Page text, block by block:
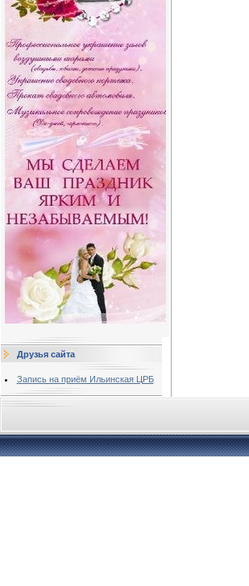
Друзья сайта
Запись на приём Ильинская ЦРБ